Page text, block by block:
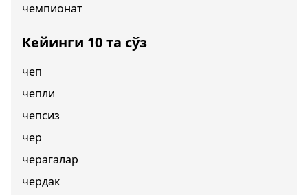
чемпионат
Кейинги 10 та сўз
чеп
чепли
чепсиз
чер
черагалар
чердак